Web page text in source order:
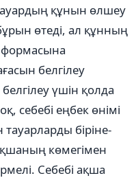
құнын өлшеу
өтеді, ал құнның
белгілеу
үшін қолда
себебі еңбек өнімі
біріне-
көмегімен
Себебі ақша